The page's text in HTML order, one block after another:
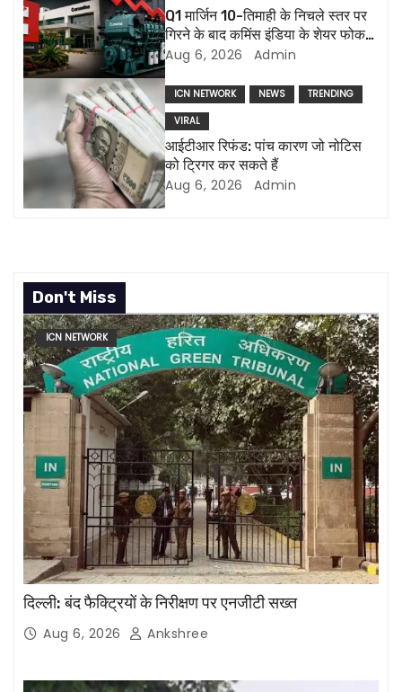
t
i
o
Q1 मार्जिन 10-तिमाही के निचले स्तर पर
गिरने के बाद कमिंस इंडिया के शेयर फोकस
में हैं, एमडी ने इस्तीफा दिया
Aug 6, 2026 Admin
ICN NETWORK NEWS
TRENDING
VIRAL
आईटीआर रिफंड: पांच कारण जो नोटिस
को ट्रिगर कर सकते हैं
Aug 6, 2026 Admin
Don't Miss
ICN NETWORK
दिल्ली: बंद फैक्ट्रियों के निरीक्षण पर एनजीटी सख्त
Aug 6, 2026 Ankshree